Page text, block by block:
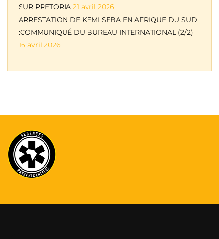
SUR PRETORIA 21 avril 2026
ARRESTATION DE KEMI SEBA EN AFRIQUE DU SUD
:COMMUNIQUÉ DU BUREAU INTERNATIONAL (2/2)
16 avril 2026